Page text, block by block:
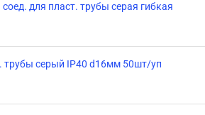
для пласт. трубы серая гибкая
трубы серый IP40 d16мм 50шт/уп